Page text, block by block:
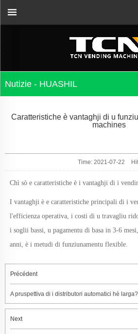
Nutizie - HUASHIL
Caratteristiche è vantaghji di u
machines
Time: 2021-07-22
Chì sò e caratteristiche è i vantaghji di i
I vantaghji è e caratteristiche principali di i
l'efficienza operativa, i costi di u travagliu
i soglii bassi, u pagamentu di basa in 3-6 mesi,
anni, è i metudi di funziunamentu flexible.
Précédent
A pruspettiva di i distributori automatici hè larga?
Next
guida di i vending machine è